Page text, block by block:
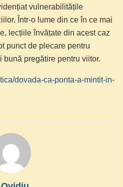
vulnerabilitățile
Într-o lume din ce în ce mai
lecțiile învățate din acest caz
punct de plecare pentru
bună pregătire pentru viitor.
dovada-ca-ponta-a-mintit-in-